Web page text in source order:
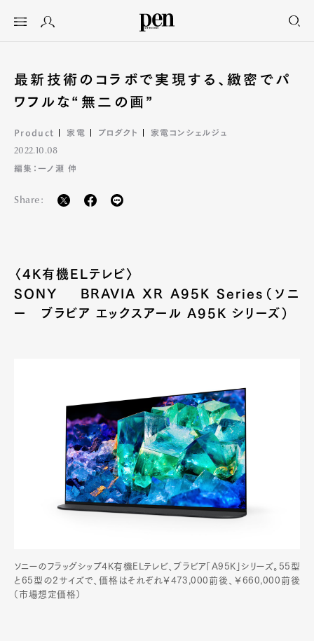
最新技術のコラボで実現する、緻密でパ
ワフルな“無二の画”
Product 家電 プロダクト 家電コンシェルジュ
2022.10.08
編集：一ノ瀬 伸
Share:
〈4K有機ELテレビ〉
SONY BRAVIA XR A95K Series（ソニ
ー ブラビア エックスアール A95K シリーズ）
ソニーのフラッグシップ4K有機ELテレビ、ブラビア「A95K」シリーズ。55型
と65型の2サイズで、価格はそれぞれ￥473,000前後、￥660,000前後
（市場想定価格）